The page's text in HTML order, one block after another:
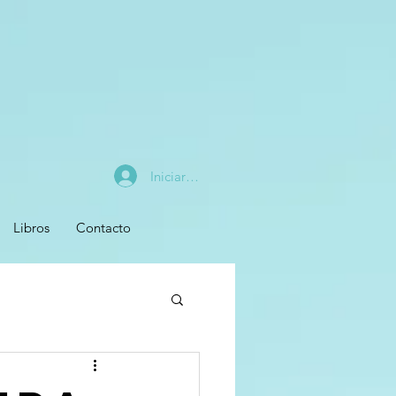
Iniciar sesión
Libros Contacto